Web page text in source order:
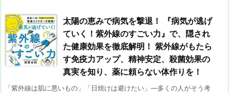
太陽の恵みで病気を撃退！ 『病気が逃げ
ていく！紫外線のすごい力』で、隠され
た健康効果を徹底解明！ 紫外線がもたら
す免疫力アップ、精神安定、殺菌効果の
真実を知り、薬に頼らない体作りを！
「紫外線は肌に悪いもの」「日焼けは避けたい」—多くの人がそう考